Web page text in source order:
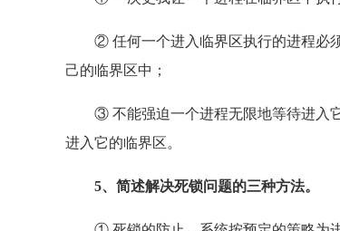
② 任何一个进入临界区执行的进程必须
己的临界区中；
③ 不能强迫一个进程无限地等待进入它
进入它的临界区。
5、简述解决死锁问题的三种方法。